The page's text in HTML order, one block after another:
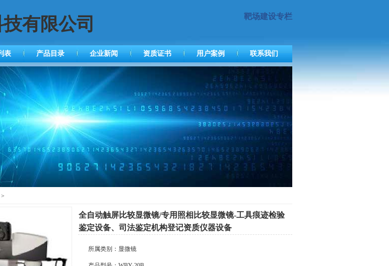
有限公司 靶场建设专栏
表 产品目录 企业新闻 资质证书 用户案例 联系我们
全自动触屏比较显微镜/专用照相比较显微镜-工具痕迹检验
鉴定设备、司法鉴定机构登记资质仪器设备
所属类别：显微镜